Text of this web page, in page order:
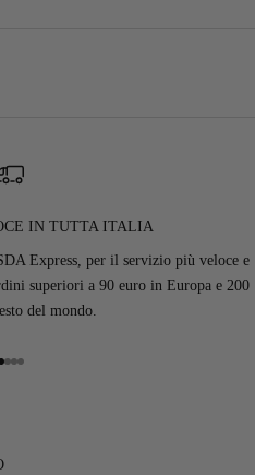
IN TUTTA ITALIA
Express, per il servizio più veloce e
superiori a 90 euro in Europa e 200
del mondo.
Vai all'articolo 1
Vai all'articolo 2
Vai all'articolo 3
Vai all'articolo 4